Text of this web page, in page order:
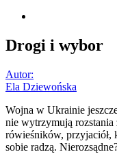
Drogi i wybor
Autor:
Ela Dziewońska
Wojna w Ukrainie
nie wytrzymują rozstania
rówieśników, przyjaciół,
sobie radzą.